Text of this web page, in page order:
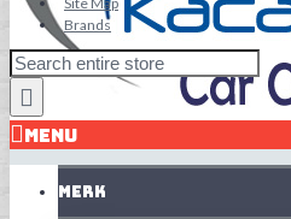
Brands
MENU
MERK